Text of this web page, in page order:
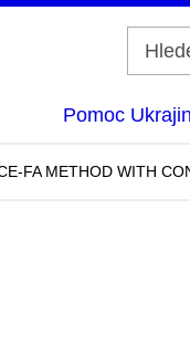
Pomoc
FA METHOD WITH